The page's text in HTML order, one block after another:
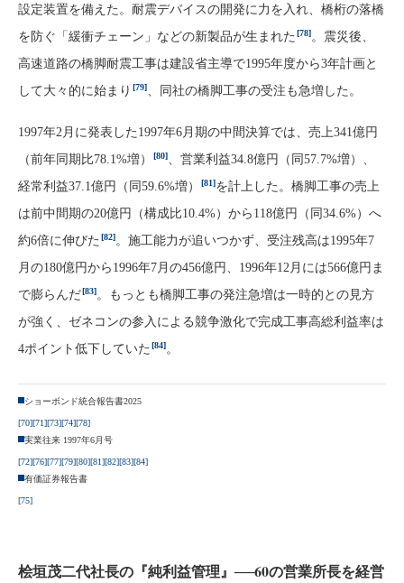
設定装置を備えた。耐震デバイスの開発に力を入れ、橋桁の落橋
を防ぐ「緩衝チェーン」などの新製品が生まれた [78]。震災後、
高速道路の橋脚耐震工事は建設省主導で1995年度から3年計画と
して大々的に始まり [79]、同社の橋脚工事の受注も急増した。
1997年2月に発表した1997年6月期の中間決算では、売上341億円
（前年同期比78.1%増）
[80]、営業利益34.8億円（同57.7%増）、
経常利益37.1億円（同59.6%増）
[81]を計上した。橋脚工事の売上
は前中間期の20億円（構成比10.4%）から118億円（同34.6%）へ
約6倍に伸びた [82]。施工能力が追いつかず、受注残高は1995年7
月の180億円から1996年7月の456億円、1996年12月には566億円ま
で膨らんだ[83]。もっとも橋脚工事の発注急増は一時的との見方
が強く、ゼネコンの参入による競争激化で完成工事高総利益率は
4ポイント低下していた [84]。
ショーボンド統合報告書2025
[70][71][73][74][78]
実業往来 1997年6月号
[72][76][77][79][80][81][82][83][84]
有価証券報告書
[75]
桧垣茂二代社長の『純利益管理』──60の営業所長を経営